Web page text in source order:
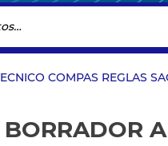
COMPAS REGLAS
BORRADOR